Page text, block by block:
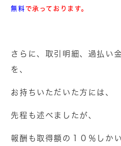
無料で承っております。
さらに、取引明細、過払い
を、
お持ちいただいた方には、
先程も述べましたが、
報酬も取得額の１０％しか